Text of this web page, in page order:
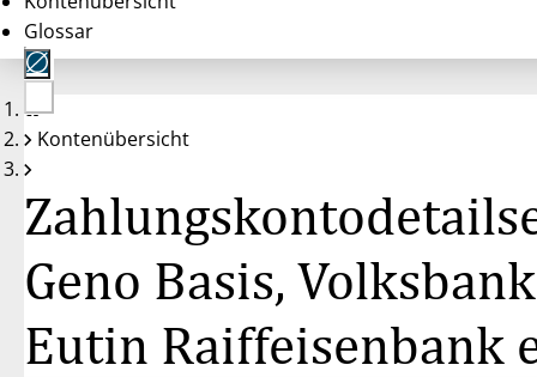
auf
100
Glossar
Keine
Konten
Kontenübersicht
Geno Basis, Volksbank
Eutin Raiffeisenbank